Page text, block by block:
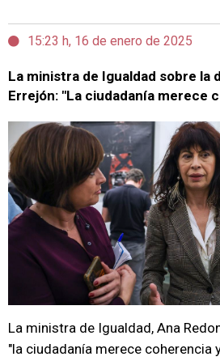
15:23 h, 16 de enero de 2025
La ministra de Igualdad sobre la
Errejón: "La ciudadanía merece
La ministra de Igualdad, Ana
"la ciudadanía merece coherencia